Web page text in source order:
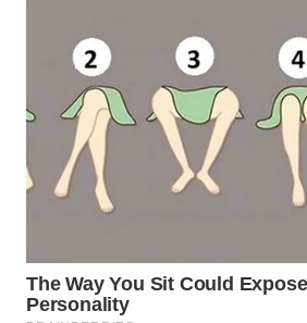
MARTABAT
NET
PLN
WATCH
MKLI
LKKI